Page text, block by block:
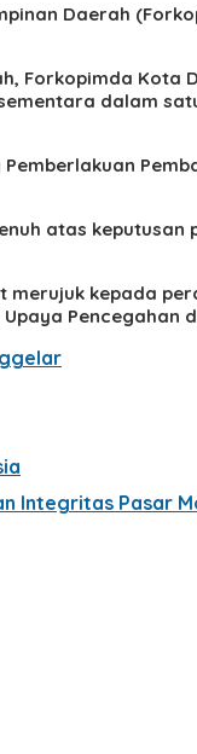
Daerah
Forkopimda
dalam
atas
kepada
Pencegahan
Integritas Pasar